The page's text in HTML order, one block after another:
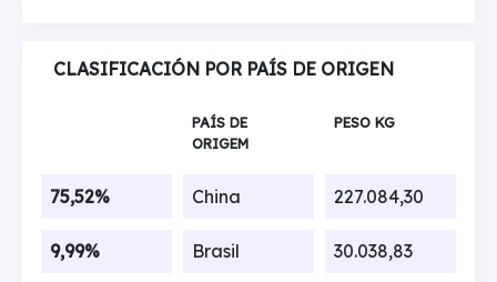
CLASIFICACIÓN POR PAÍS DE ORIGEN
PAÍS DE
ORIGEM
PESO KG
75,52% China 227.084,30
9,99% Brasil 30.038,83